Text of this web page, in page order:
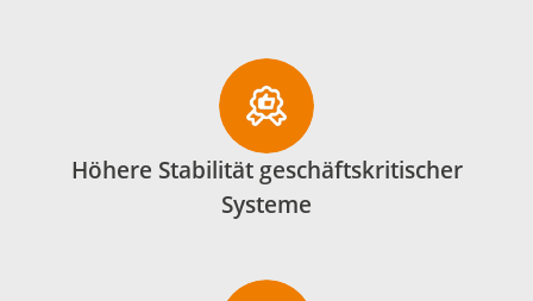
Höhere Stabilität geschäftskritischer
Systeme